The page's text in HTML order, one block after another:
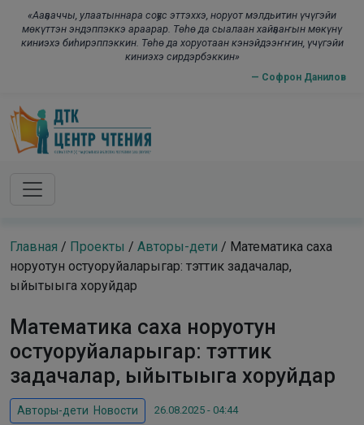
«Ааҕааччы, улаатыннара соҕус эттэххэ, норуот мэлдьитин үчүгэйи
мөкүттэн эндэппэккэ араарар. Төһө да сыалаан хайҕааҥын мөкүнү
киниэхэ биһирэппэккин. Төһө да хоруотаан кэнэйдээҥҥин, үчүгэйи
киниэхэ сирдэрбэккин»
— Софрон Данилов
Skip to main content
Главная / Проекты / Авторы-дети / Математика саха
норуотун остуоруйаларыгар: тэттик задачалар,
ыйытыыга хоруйдар
Математика саха норуотун
остуоруйаларыгар: тэттик
задачалар, ыйытыыга хоруйдар
Авторы-дети Новости 26.08.2025 - 04:44